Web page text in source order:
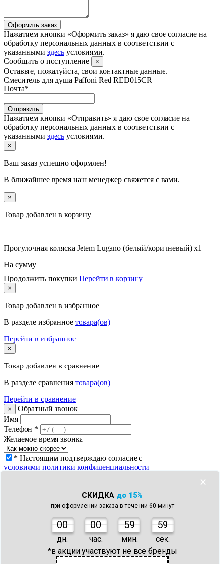
СКИДКА до 15%
при оформлении заказа в течении 60 минут
00
дн.
00
час.
59
мин.
59
сек.
*в акции участвуют не все бренды
×
Оформить заказ
Нажатием кнопки «Оформить заказ» я даю свое согласие на
обработку персональных данных в соответствии с
указанными здесь условиями.
Сообщить о поступление
×
Оставьте, пожалуйста, свои контактные данные.
Смеситель для душа Paffoni Red RED015CR
Почта*
Отправить
Нажатием кнопки «Отправить» я даю свое согласие на
обработку персональных данных в соответствии с
указанными здесь условиями.
×
Ваш заказ успешно оформлен!
В ближайшее время наш менеджер свяжется с вами.
×
Товар добавлен в корзину
Прогулочная коляска Jetem Lugano (белый/коричневый) x1
На сумму
Продолжить покупки Перейти в корзину
×
Товар добавлен в избранное
В разделе избранное товара(ов)
Перейти в избранное
×
Товар добавлен в сравнение
В разделе сравнения товара(ов)
Перейти в сравнение
×
Обратный звонок
Имя
Телефон *
Желаемое время звонка
* Настоящим подтверждаю согласие с
условиями политики конфиденциальности
Номер заказа *
* Настоящим подтверждаю согласие с
условиями политики конфиденциальности
Узнать статус заказа
Спасибо!